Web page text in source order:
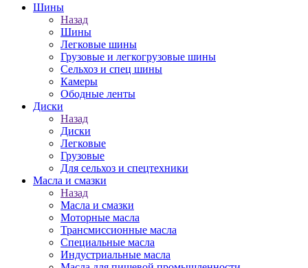
Шины
Назад
Шины
Легковые шины
Грузовые и легкогрузовые шины
Сельхоз и спец шины
Камеры
Ободные ленты
Диски
Назад
Диски
Легковые
Грузовые
Для сельхоз и спецтехники
Масла и смазки
Назад
Масла и смазки
Моторные масла
Трансмиссионные масла
Специальные масла
Индустриальные масла